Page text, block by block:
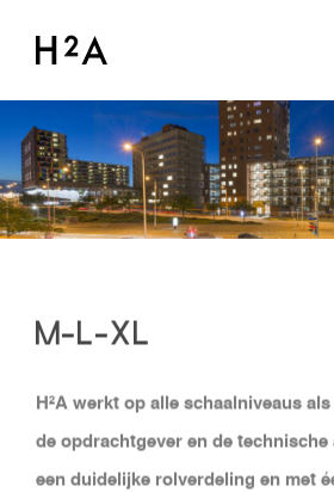
M-L-XL
H²A werkt op alle schaalniveaus
de opdrachtgever en de
een duidelijke rolverdeling en met